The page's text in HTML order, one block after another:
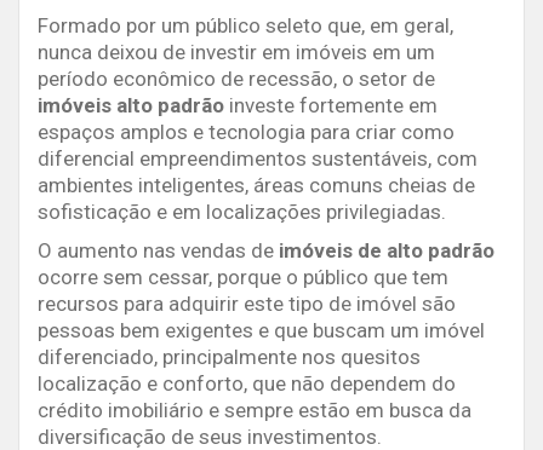
Formado por um público seleto que, em geral,
nunca deixou de investir em imóveis em um
período econômico de recessão, o setor de
imóveis alto padrão investe fortemente em
espaços amplos e tecnologia para criar como
diferencial empreendimentos sustentáveis, com
ambientes inteligentes, áreas comuns cheias de
sofisticação e em localizações privilegiadas.
O aumento nas vendas de imóveis de alto padrão
ocorre sem cessar, porque o público que tem
recursos para adquirir este tipo de imóvel são
pessoas bem exigentes e que buscam um imóvel
diferenciado, principalmente nos quesitos
localização e conforto, que não dependem do
crédito imobiliário e sempre estão em busca da
diversificação de seus investimentos.